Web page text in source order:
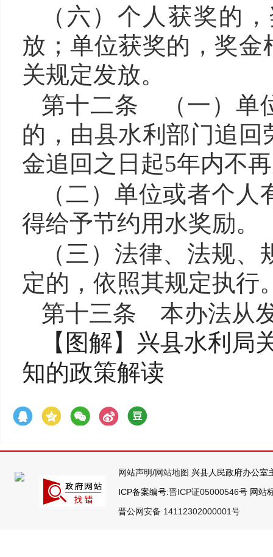
（六） 个人获奖的
放；单位获奖的，奖
关规定发放。
第十二条
（一） 单
的，由县水利部门追回
金追回之日起5年内不
（二） 单位或者个人
得给予节约用水奖励。
（三）法律、法规
定的，依照其规定执行
第十三条 本办法从
【图解】兴县水利
知的政策解读
网站声明/网站地图 兴县人民政府办公室
ICP备案编号:晋ICP证05000546号 网站
晋公网安备 14112302000001号